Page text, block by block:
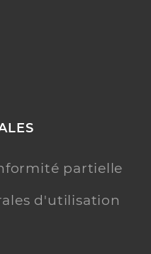
partielle
d'utilisation